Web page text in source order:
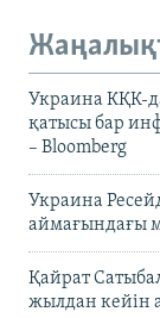
Украина КҚК-
қатысы бар
– Bloomberg
Украина
аймағындағы
Қайрат
жылдан кейін